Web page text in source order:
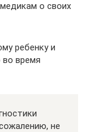
о своих
ребенку и
во время
не